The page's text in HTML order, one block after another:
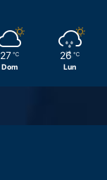
27 ℃
Dom
26 ℃
Lun